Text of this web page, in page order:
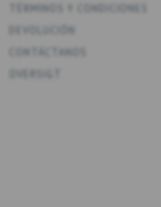
TÉRMINOS Y CONDICIONES
CONTÁCTANOS